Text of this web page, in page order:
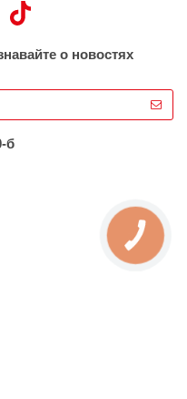
о новостях
б
КНОПКА
ЗВ'ЯЗКУ